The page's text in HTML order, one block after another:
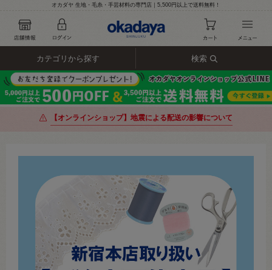
オカダヤ 生地・毛糸・手芸材料の専門店｜5,500円以上で送料無料！
カテゴリから探す 検索
【オンラインショップ】地震による配送の影響について